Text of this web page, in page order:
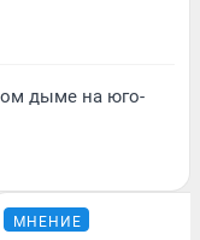
дыме на юго-
МНЕНИЕ